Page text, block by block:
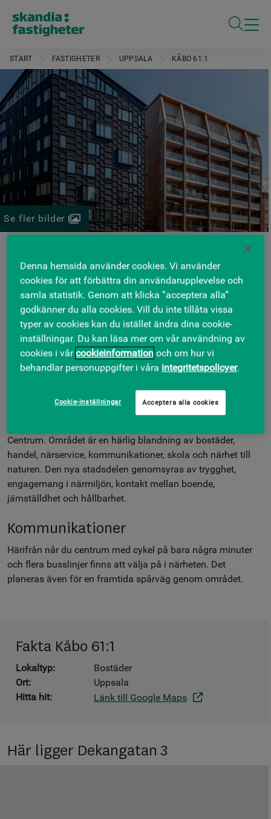
START FASTIGHETER UPPSALA KÅBO 61:1
Se fler bilder
Dekangatan 3
Fastigheten byggdes 2019.
I södra Rosendal, som ligger cirka fem minuters promenad
från Woodhouse Rosendal, ligger flera bostadskvarter och
där bor idag cirka 1 600 personer. Här hittar du också
Solvallsparken, SEB USIF Arena, livsmedelsbutik samt flera
restauranger och företag.
Service
Centrum. Området är en härlig blandning av bostäder,
handel, närservice, kommunikationer, skola och närhet till
naturen. Den nya stadsdelen genomsyras av trygghet,
engagemang i närmiljön, kontakt mellan boende,
jämställdhet och hållbarhet.
Kommunikationer
Härifrån når du centrum med cykel på bara några minuter
och flera busslinjer finns att välja på i närheten. Det
planeras även för en framtida spårväg genom området.
Fakta Kåbo 61:1
Lokaltyp:
Bostäder
Ort:
Uppsala
Hitta hit:
Länk till Google Maps
Här ligger Dekangatan 3
Denna hemsida använder cookies. Vi använder
cookies för att förbättra din användarupplevelse och
samla statistik. Genom att klicka ”acceptera alla”
godkänner du alla cookies. Vill du inte tillåta vissa
typer av cookies kan du istället ändra dina cookie-
inställningar. Du kan läsa mer om vår användning av
cookies i vårcookieinformation och om hur vi
behandlar personuppgifter i våra integritetspolicyer.
Cookie-inställningar Acceptera alla cookies